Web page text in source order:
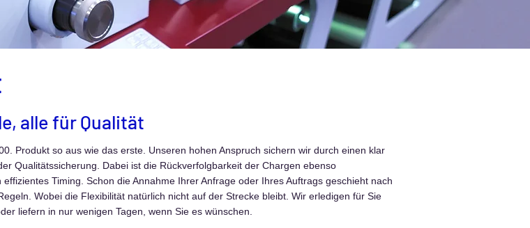
Produkt so aus wie das erste. Unseren hohen Anspruch sichern wir durch einen klar
Qualitätssicherung. Dabei ist die Rückverfolgbarkeit der Chargen ebenso
effizientes Timing. Schon die Annahme Ihrer Anfrage oder Ihres Auftrags geschieht nach
Wobei die Flexibilität natürlich nicht auf der Strecke bleibt. Wir erledigen für Sie
liefern in nur wenigen Tagen, wenn Sie es wünschen.
alle für Qualität